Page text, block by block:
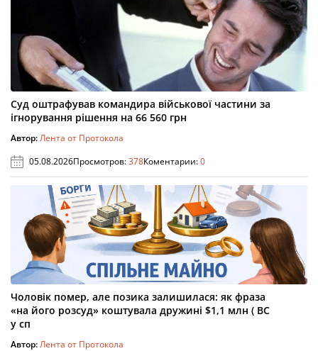
Суд оштрафував командира військової частини за
ігнорування рішення на 66 560 грн
Автор:Лента от Протокола
05.08.2026Просмотров:378Коментарии:0
Чоловік помер, але позика залишилася: як фраза
«на його розсуд» коштувала дружині $1,1 млн ( ВС
у сп
Автор:Лента от Протокола